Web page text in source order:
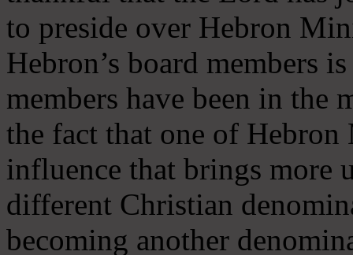
to preside over Hebron
Hebron’s board members
members have been in
the fact that one of
influence that brings more
different Christian
becoming another